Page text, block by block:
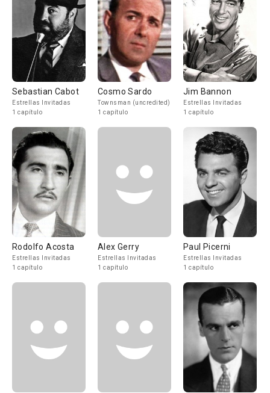
Sebastian Cabot
Estrellas Invitadas
1 capítulo
Cosmo Sardo
Townsman (uncredited)
1 capítulo
Jim Bannon
Estrellas Invitadas
1 capítulo
Rodolfo Acosta
Estrellas Invitadas
1 capítulo
Alex Gerry
Estrellas Invitadas
1 capítulo
Paul Picerni
Estrellas Invitadas
1 capítulo